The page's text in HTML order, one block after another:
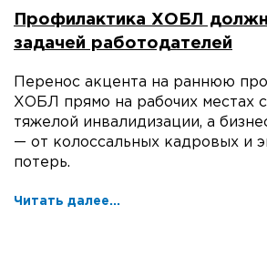
Профилактика ХОБЛ
задачей работодателей
Перенос акцента на раннюю
ХОБЛ прямо на рабочих местах
тяжелой инвалидизации, а
— от колоссальных кадровых и
потерь.
Читать далее...